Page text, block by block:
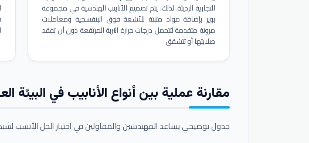
التجارية الرديئة. لذلك، يتم تصميم الأنابيب الهندسية في مجموعة
بوير بإضافة مواد مثبتة للأشعة فوق البنفسجية ومعاملات
مرونة متقدمة لتتحمل درجات حرارة التربة المرتفعة دون أن تفقد
صلابتها أو تتشقق.
مقارنة عملية بين أنواع الأنابيب في البيئة
جدول توضيحي يساعد المهندسين والمقاولين في اختيار الحل الأنسب